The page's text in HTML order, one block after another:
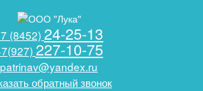
(8452) 24-25-13
227-10-75
patrinav@yandex.ru
обратный звонок